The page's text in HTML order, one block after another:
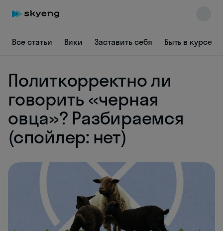
Все статьи Вики Заставить себя Быть в курсе
Политкорректно ли
говорить «черная
овца»? Разбираемся
(спойлер: нет)
Skyeng Chat
online